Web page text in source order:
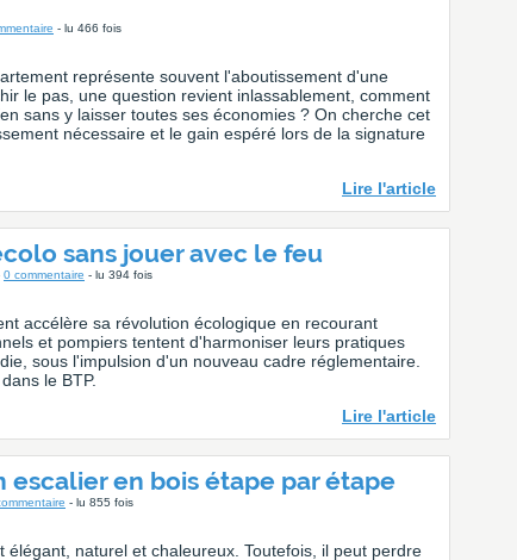
- lu 466 fois
représente souvent l'aboutissement d'une
le pas, une question revient inlassablement, comment
sans y laisser toutes ses économies ? On cherche cet
nécessaire et le gain espéré lors de la signature
Lire l'article
sans jouer avec le feu
0 commentaire - lu 394 fois
accélère sa révolution écologique en recourant
et pompiers tentent d'harmoniser leurs pratiques
sous l'impulsion d'un nouveau cadre réglementaire.
le BTP.
Lire l'article
en bois étape par étape
- lu 855 fois
élégant, naturel et chaleureux. Toutefois, il peut perdre